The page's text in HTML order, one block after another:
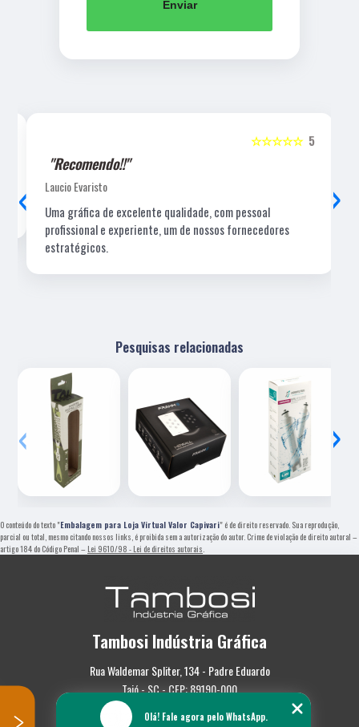
Enviar
5
☆☆☆☆☆
"Recomendo!!"
Laucio Evaristo
Uma gráfica de excelente qualidade, com pessoal
profissional e experiente, um de nossos fornecedores
estratégicos.
‹ ›
Pesquisas relacionadas
‹ ›
O conteúdo do texto "Embalagem para Loja Virtual Valor Capivari" é de direito reservado. Sua reprodução,
parcial ou total, mesmo citando nossos links, é proibida sem a autorização do autor. Crime de violação de direito autoral –
artigo 184 do Código Penal – Lei 9610/98 - Lei de direitos autorais
Tambosi Indústria Gráfica
Rua Waldemar Spliter, 134 - Padre Eduardo
Taió - SC - CEP: 89190-000
(47) 3562-0587
Olá! Fale agora pelo WhatsApp.